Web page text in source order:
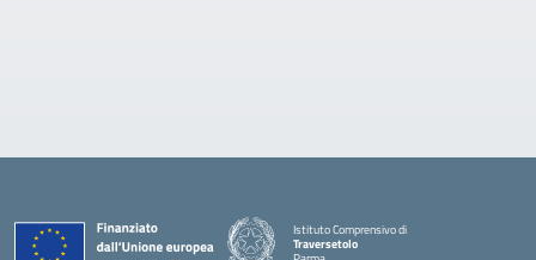
Istituto Comprensivo di
Traversetolo